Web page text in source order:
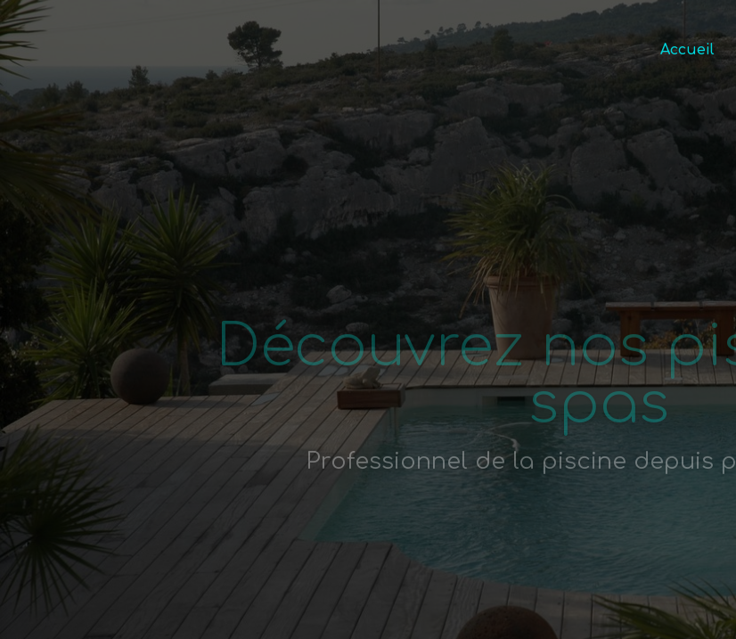
Accueil
Découvrez nos
spas
Professionnel de la piscine depuis
Imaginez, créez,